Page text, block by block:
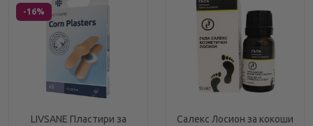
-16%
LIVSANE Пластири за
Салекс Лосион за кокоши